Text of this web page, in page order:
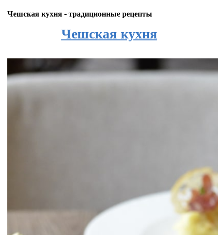
Чешская кухня - традиционные рецепты
Чешская кухня